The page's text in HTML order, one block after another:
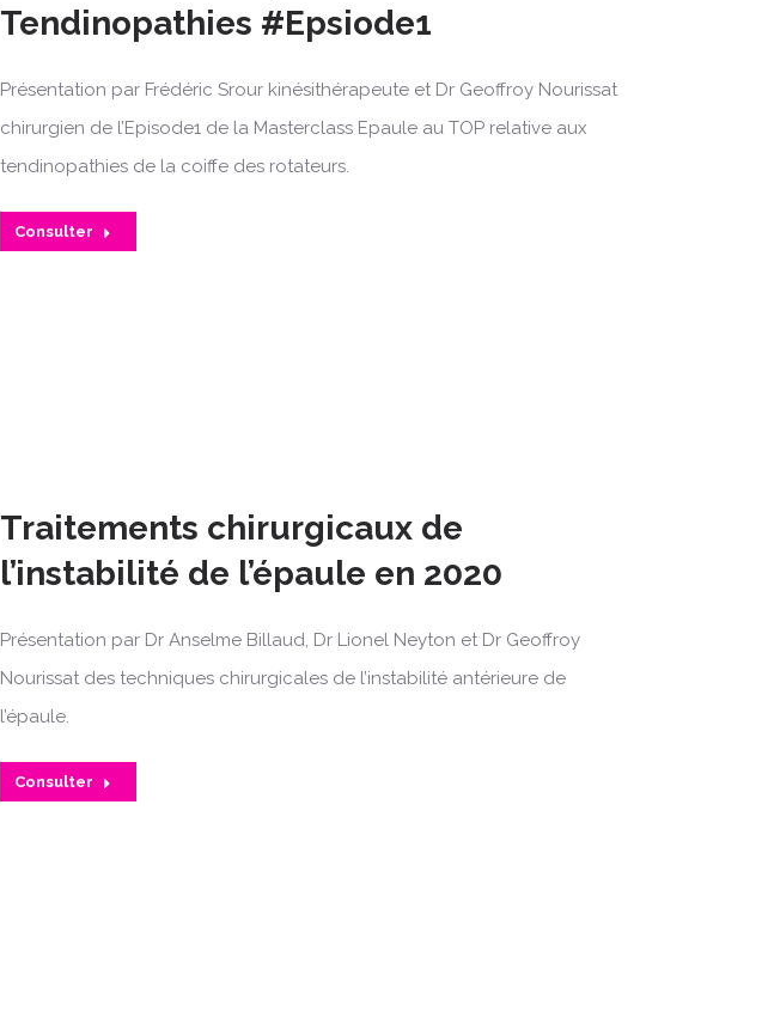
Tendinopathies #Epsiode1
Présentation par Frédéric Srour kinésithérapeute et Dr Geoffroy Nourissat
chirurgien de l’Episode1 de la Masterclass Epaule au TOP relative aux
tendinopathies de la coiffe des rotateurs.
Consulter
Traitements chirurgicaux de
l’instabilité de l’épaule en 2020
Présentation par Dr Anselme Billaud, Dr Lionel Neyton et Dr Geoffroy
Nourissat des techniques chirurgicales de l’instabilité antérieure de
l’épaule.
Consulter